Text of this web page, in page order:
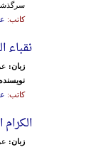
کاتب:
نقباء
زبان:
کاتب:
زبان: